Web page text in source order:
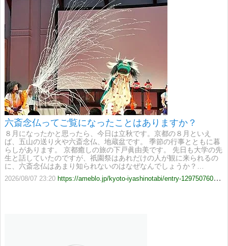
六斎念仏ってご覧になったことはありますか？
８月になったかと思ったら、今日は立秋です。京都の８月といえ
ば、五山の送り火や六斎念仏、地蔵盆です。 季節の行事とともに暮
らしがあります。 京都癒しの旅の下戸眞由美です。 先日も大学の先
生と話していたのですが、祇園祭はあれだけの人が観に来られるの
に、六斎念仏はあまり知られないのはなぜなんでしょうか？…
2026/08/07 23:20 https://ameblo.jp/kyoto-iyashinotabi/entry-12975076046.html